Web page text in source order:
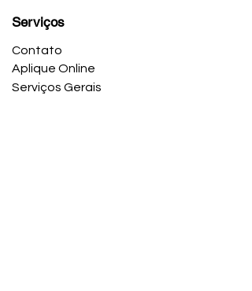
Serviços
Contato
Aplique Online
Serviços Gerais